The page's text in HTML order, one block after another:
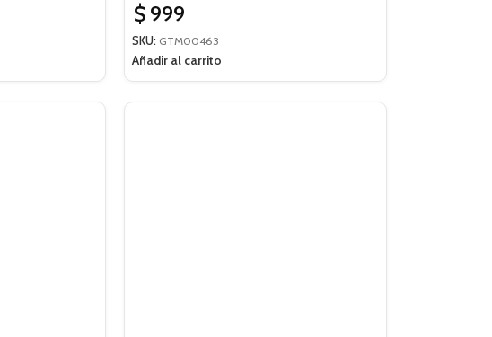
$ 999
SKU: GTM00463
Añadir al carrito